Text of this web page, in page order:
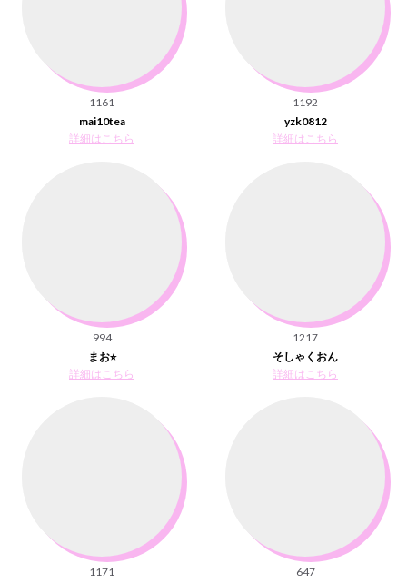
1161
mai10tea
詳細はこちら
1192
yzk0812
詳細はこちら
994
まお⭐︎
詳細はこちら
1217
そしゃくおん
詳細はこちら
1171
647